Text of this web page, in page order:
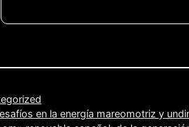
en la energía mareomotriz y